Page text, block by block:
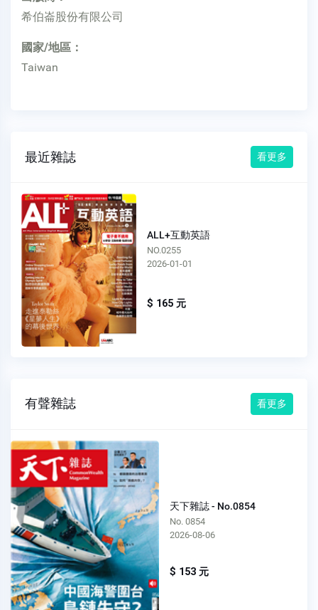
希伯崙股份有限公司
國家/地區：
Taiwan
最近雜誌 看更多
ALL+互動英語
NO.0255
2026-01-01
$ 165 元
有聲雜誌 看更多
天下雜誌 - No.0854
No. 0854
2026-08-06
$ 153 元